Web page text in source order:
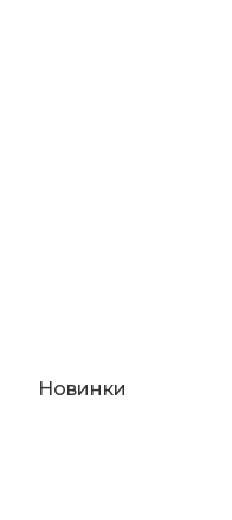
Новинки